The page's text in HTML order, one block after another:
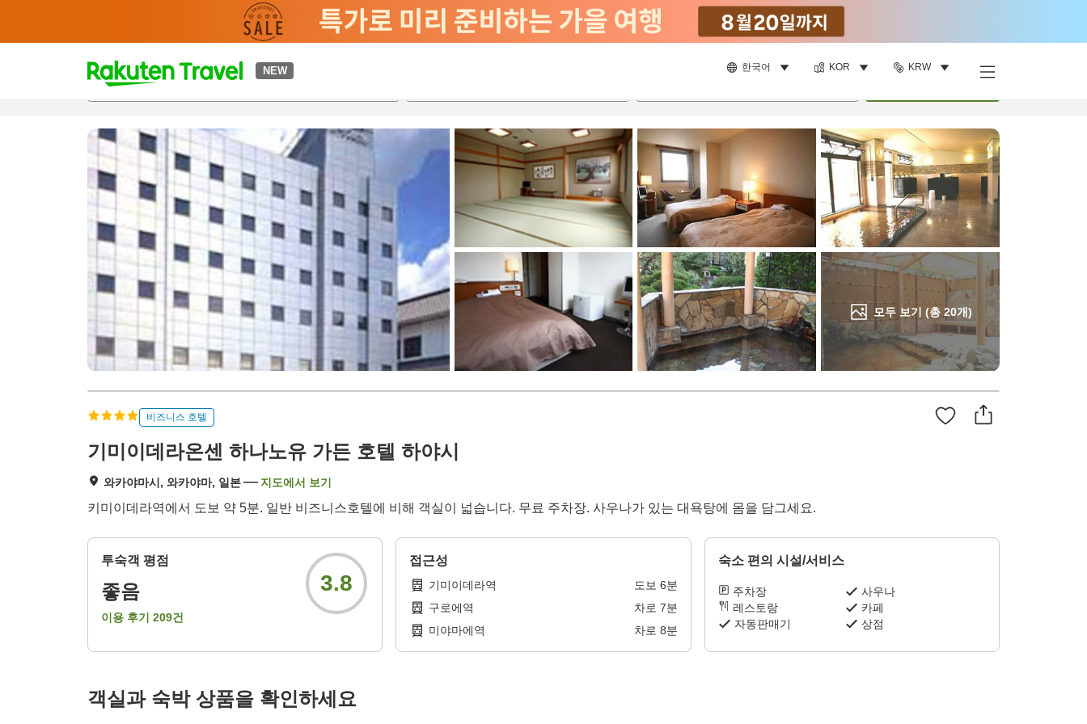
NEW 한국어 KOR KRW
t
p
a
e
h
모두 보기 (총 20개)
개요객실 & 숙박 상품이용 후기 편의 시설/서비스
비즈니스 호텔
기미이데라온센 하나노유 가든 호텔 하야시
와카야마시, 와카야마, 일본 지도에서 보기
키미이데라역에서 도보 약 5분. 일반 비즈니스호텔에 비해 객실이 넓습니다. 무료 주차장. 사우나가 있는 대욕탕에 몸을 담그세요.
투숙객 평점
좋음
이용 후기 209건
3.8
접근성
기미이데라역 도보 6분
구로에역
차로 7분
미야마에역
차로 8분
숙소 편의 시설/서비스
주차장
사우나
레스토랑
카페
자동판매기
상점
객실과 숙박 상품을 확인하세요